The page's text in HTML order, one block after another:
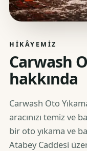
HIKÂYEMIZ
Carwash
hakkında
Carwash Oto
aracınızı temiz ve
bir oto yıkama ve
Atabey Caddesi